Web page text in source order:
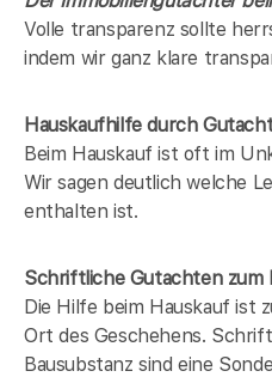
Volle transparenz sollte
indem wir ganz klare
Hauskaufhilfe durch
Beim Hauskauf ist oft im
Wir sagen deutlich welche
enthalten ist.
Schriftliche Gutachten zum
Die Hilfe beim Hauskauf ist
Ort des Geschehens.
Bausubstanz sind eine